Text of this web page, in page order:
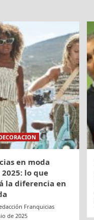
en moda
lo que
la diferencia en
Franquicias
de 2025